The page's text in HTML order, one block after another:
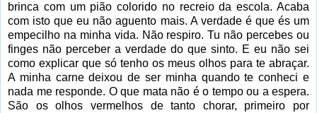
brinca com um pião colorido no recreio da escola. Acaba
com isto que eu não aguento mais. A verdade é que és um
empecilho na minha vida. Não respiro. Tu não percebes ou
finges não perceber a verdade do que sinto. E eu não sei
como explicar que só tenho os meus olhos para te abraçar.
A minha carne deixou de ser minha quando te conheci e
nada me responde. O que mata não é o tempo ou a espera.
São os olhos vermelhos de tanto chorar, primeiro por